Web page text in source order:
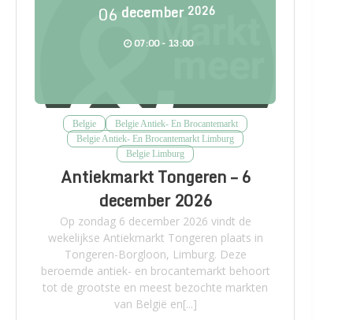
06 december 2026
07:00 - 13:00
Belgie
Belgie Antiek- En Brocantemarkt
Belgie Antiek- En Brocantemarkt Limburg
Belgie Limburg
Antiekmarkt Tongeren – 6
december 2026
Op zondag 6 december 2026 vindt de
wekelijkse Antiekmarkt Tongeren plaats in
Tongeren-Borgloon, Limburg. Deze
beroemde antiek- en brocantemarkt behoort
tot de grootste en meest bezochte markten
van België en[...]